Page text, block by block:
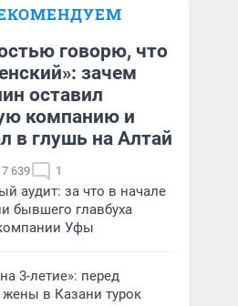
говорю, что
зачем
оставил
компанию и
в глушь на Алтай
7 639 1
аудит: за что в начале
бывшего главбуха
Уфы
3-летие»: перед
в Казани турок